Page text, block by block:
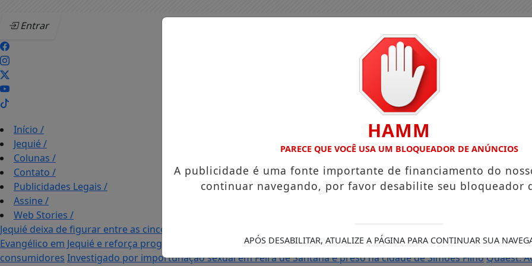
Entrar
Início /
Jequié/
Colunas /
Contato /
Publicidades Legais /
Assine/
Web Stories /
Jequié deixa de figurar entre as cinco cidades mais violentas do Brasil e cai para a 6ª posição em novo Anuário da
Evangélico em Jequié e reforça programação com Thalles RobertoReforma tributária muda cobrança de impostos
consumidores Investigado por importunação sexual em Feira de Santana é preso na cidade de Simões FilhoQuaest:
HAMM
PARECE QUE VOCÊ USA UM BLOQUEADOR DE ANÚNCIOS
A publicidade é uma fonte importante de financiamento do
continuar navegando, por favor desabilite seu bloqueador
APÓS DESABILITAR, ATUALIZE A PÁGINA PARA CONTINUAR SUA